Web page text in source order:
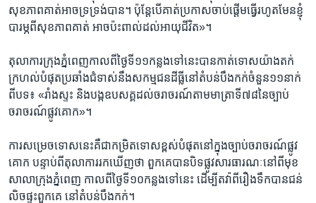
សុខភាព​គាត់​អាច​ទ្រទ្រង់​បាន។​ ប៉ុន្តែ​បើ​គាត់​ប្រកាស​ចាប់​ផ្តើម​ធ្វើ​រហូត​មែនខ្ញុំ​
បារម្ភ​ពី​សុខភាព​គាត់​ អាច​ប៉ះពាល់​ដល់​អាយុ​ជីវិត»។
តុលាការ​ក្រុង​ភ្នំពេញ​កាល​ពី​ថ្ងៃទី​១១​កន្លង​ទៅ​នេះ​បាន​កាត់​ទោស​យ៉ាង​តក់​
ក្រហល់​បំផុត​ប្រឆាំង​ជំទាស់​នឹង​សកម្ម​ជន​ដីធ្លី​នៅ​តំបន់​បឹងកក់​ចំនួន​១១​នាក់​
ពី​បទ៖ ​«រាំង​ស្ទះ​ និង​បង្ក​ឧបសគ្គ​ដល់​ចរាចរណ៍​តាម​មាត្រាទី​៧៨​នៃ​ច្បាប់​
ចរាចរណ៍​ផ្លូវ​គោក»។​
ការ​សម្រេចទោស​នេះ​គឺ​ជាកម្រិតទោស​ខ្ពស់​បំផុត​នៅ​ក្នុង​ច្បាប់​ចរាចរណ៍​ផ្លូវ​
គោក​ បន្ទាប់​ពី​តុលាការ​រក​ឃើញ​ថា​ ពួកគេ​បាន​បិទ​ផ្លូវ​សារធារណៈ​នៅ​ពីមុខ​
សាលា​ក្រុង​ភ្នំពេញ ​កាល​ពី​ថ្ងៃ​ទី​១០​កន្លង​ទៅ​នេះ​ ដើម្បី​តវ៉ា​ពី​រឿង​ទឹក​បាន​ជន់​
លិច​ផ្ទះ​ពួកគេ​ នៅ​តំបន់​បឹងកក់។